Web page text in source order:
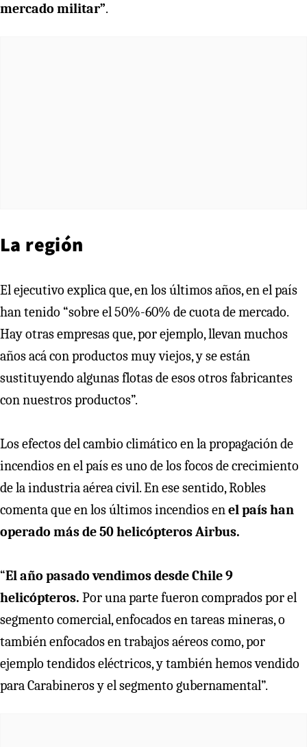
mercado militar”.
La región
El ejecutivo explica que, en los últimos años, en el país
han tenido “sobre el 50%-60% de cuota de mercado.
Hay otras empresas que, por ejemplo, llevan muchos
años acá con productos muy viejos, y se están
sustituyendo algunas flotas de esos otros fabricantes
con nuestros productos”.
Los efectos del cambio climático en la propagación de
incendios en el país es uno de los focos de crecimiento
de la industria aérea civil. En ese sentido, Robles
comenta que en los últimos incendios enel país han
operado más de 50 helicópteros Airbus.
“El año pasado vendimos desde Chile 9
helicópteros. Por una parte fueron comprados por el
segmento comercial, enfocados en tareas mineras, o
también enfocados en trabajos aéreos como, por
ejemplo tendidos eléctricos, y también hemos vendido
para Carabineros y el segmento gubernamental”.